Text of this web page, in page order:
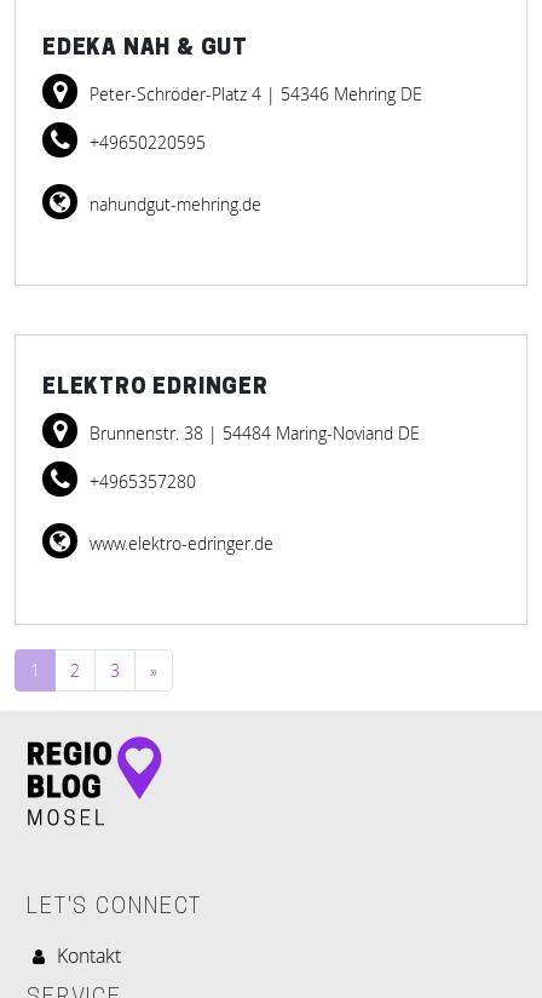
EDEKA NAH & GUT
Peter-Schröder-Platz 4 | 54346 Mehring DE
+49650220595
nahundgut-mehring.de
ELEKTRO EDRINGER
Brunnenstr. 38 | 54484 Maring-Noviand DE
+4965357280
www.elektro-edringer.de
Beitragsnavigation
1 2 3 »
LET'S CONNECT
Kontakt